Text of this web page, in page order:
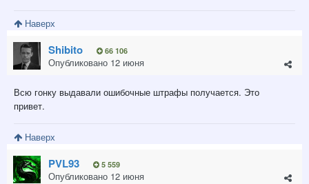
Наверх
Shibito 66 106
Опубликовано 12 июня
Всю гонку выдавали ошибочные штрафы получается. Это
привет.
Наверх
PVL93 5 559
Опубликовано 12 июня